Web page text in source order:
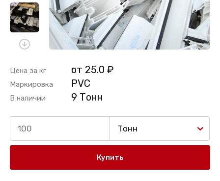
Цена за кг от 25.0 ₽
Маркировка PVC
В наличии 9 Тонн
Тонн
Купить